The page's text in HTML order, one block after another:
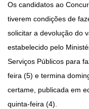
Os candidatos ao
tiverem condições de
solicitar a devolução do
estabelecido pelo
Serviços Públicos para
feira (5) e termina
certame, publicada em
quinta-feira (4).